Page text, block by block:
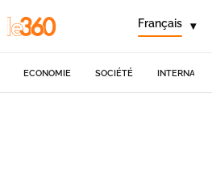
Français ▾
ECONOMIE SOCIÉTÉ